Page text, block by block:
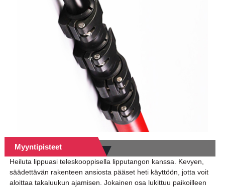
Myyntipisteet
Heiluta lippuasi teleskooppisella lipputangon kanssa. Kevyen,
säädettävän rakenteen ansiosta pääset heti käyttöön, jotta voit
aloittaa takaluukun ajamisen. Jokainen osa lukittuu paikoilleen